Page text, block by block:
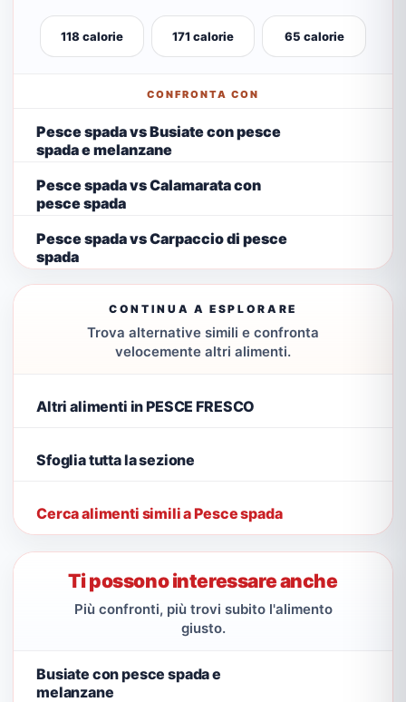
118 calorie 171 calorie 65 calorie
CONFRONTA CON
Pesce spada vs Busiate con pesce
spada e melanzane
Pesce spada vs Calamarata con
pesce spada
Pesce spada vs Carpaccio di pesce
spada
CONTINUA A ESPLORARE
Trova alternative simili e confronta
velocemente altri alimenti.
Altri alimenti in PESCE FRESCO
Sfoglia tutta la sezione
Cerca alimenti simili a Pesce spada
Ti possono interessare anche
Più confronti, più trovi subito l'alimento
giusto.
Busiate con pesce spada e
melanzane